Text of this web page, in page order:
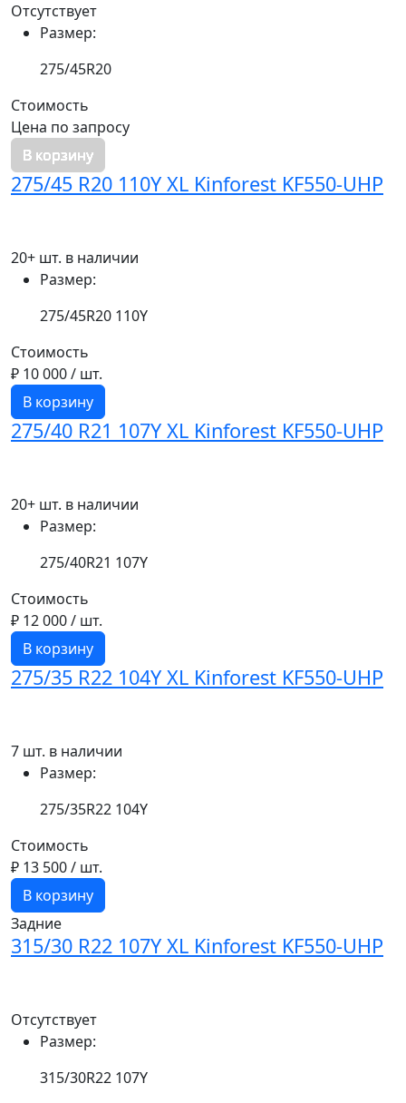
Отсутствует
Размер:
275/45R20
Стоимость
Цена по запросу
В корзину
275/45 R20 110Y XL Kinforest KF550-UHP
20+ шт. в наличии
Размер:
275/45R20 110Y
Стоимость
₽ 10 000/ шт.
В корзину
275/40 R21 107Y XL Kinforest KF550-UHP
20+ шт. в наличии
Размер:
275/40R21 107Y
Стоимость
₽ 12 000/ шт.
В корзину
275/35 R22 104Y XL Kinforest KF550-UHP
7 шт. в наличии
Размер:
275/35R22 104Y
Стоимость
₽ 13 500/ шт.
В корзину
Задние
315/30 R22 107Y XL Kinforest KF550-UHP
Отсутствует
Размер:
315/30R22 107Y